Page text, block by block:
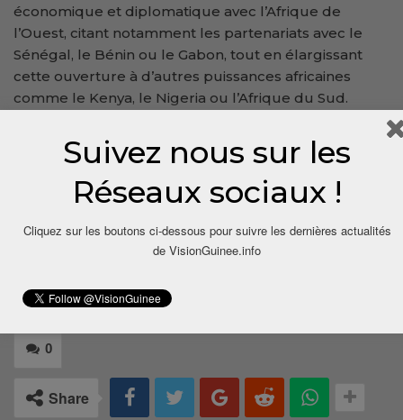
économique et diplomatique avec l’Afrique de
l’Ouest, citant notamment les partenariats avec le
Sénégal, le Bénin ou le Gabon, tout en élargissant
cette ouverture à d’autres puissances africaines
comme le Kenya, le Nigeria ou l’Afrique du Sud.
0
Share
Suivez nous sur les
Réseaux sociaux !
Cliquez sur les boutons ci-dessous pour suivre les dernières actualités
de VisionGuinee.info